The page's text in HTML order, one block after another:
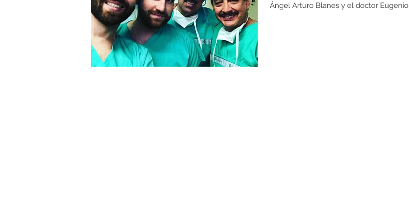
Ángel Arturo Blanes y el doctor Eugenio